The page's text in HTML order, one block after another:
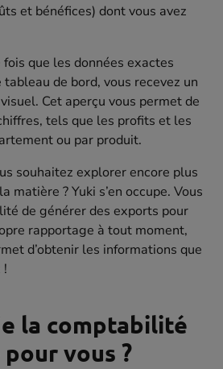
et bénéfices) dont vous avez
fois que les données exactes
de bord, vous recevez un
Cet aperçu vous permet de
tels que les profits et les
ou par produit.
souhaitez explorer encore plus
matière ? Yuki s’en occupe. Vous
de générer des exports pour
rapportage à tout moment,
d’obtenir les informations que
!
la comptabilité
vous ?